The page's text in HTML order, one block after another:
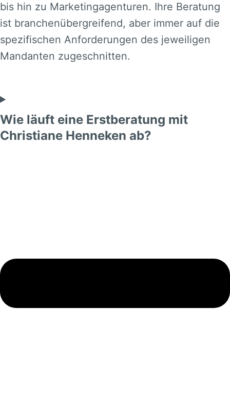
bis hin zu Marketingagenturen. Ihre Beratung
ist branchenübergreifend, aber immer auf die
spezifischen Anforderungen des jeweiligen
Mandanten zugeschnitten.
Wie läuft eine Erstberatung mit
Christiane Henneken ab?